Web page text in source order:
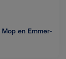
en Emmer-